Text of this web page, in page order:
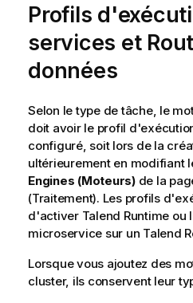
Profils
services et
données
Selon le type de tâche, le
doit avoir le profil
configuré, soit lors de la
ultérieurement en modifiant
Engines (Moteurs)de la
(Traitement). Les profils
d'activer Talend Runtime ou
microservice sur un Talend
Lorsque vous ajoutez des
cluster, ils conservent leur